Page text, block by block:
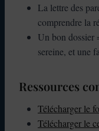
La lettre des
comprendre la
Un bon dossier
sereine, et une
Ressources
Télécharger le
Télécharger le